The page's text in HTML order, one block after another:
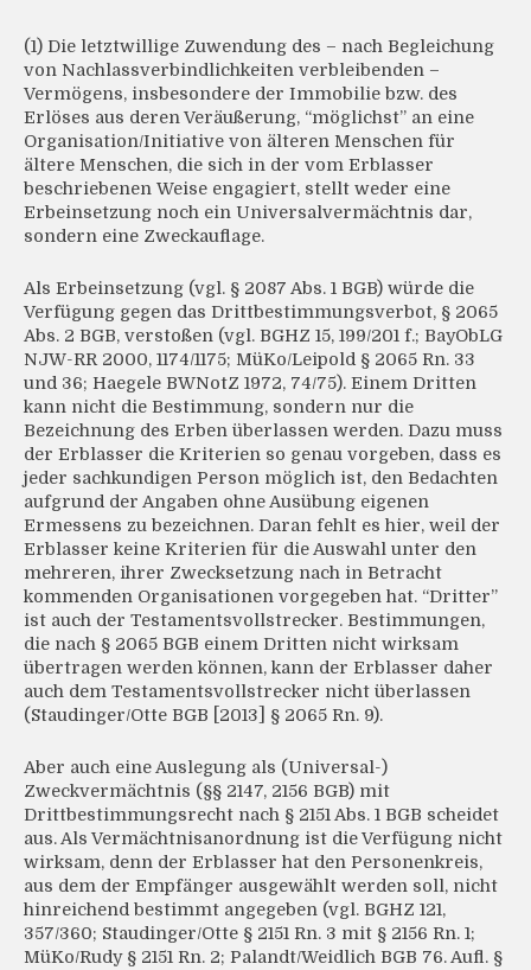
(1) Die letztwillige Zuwendung des – nach Begleichung
von Nachlassverbindlichkeiten verbleibenden –
Vermögens, insbesondere der Immobilie bzw. des
Erlöses aus deren Veräußerung, “möglichst” an eine
Organisation/Initiative von älteren Menschen für
ältere Menschen, die sich in der vom Erblasser
beschriebenen Weise engagiert, stellt weder eine
Erbeinsetzung noch ein Universalvermächtnis dar,
sondern eine Zweckauflage.
Als Erbeinsetzung (vgl. § 2087 Abs. 1 BGB) würde die
Verfügung gegen das Drittbestimmungsverbot, § 2065
Abs. 2 BGB, verstoßen (vgl. BGHZ 15, 199/201 f.; BayObLG
NJW-RR 2000, 1174/1175; MüKo/Leipold § 2065 Rn. 33
und 36; Haegele BWNotZ 1972, 74/75). Einem Dritten
kann nicht die Bestimmung, sondern nur die
Bezeichnung des Erben überlassen werden. Dazu muss
der Erblasser die Kriterien so genau vorgeben, dass es
jeder sachkundigen Person möglich ist, den Bedachten
aufgrund der Angaben ohne Ausübung eigenen
Ermessens zu bezeichnen. Daran fehlt es hier, weil der
Erblasser keine Kriterien für die Auswahl unter den
mehreren, ihrer Zwecksetzung nach in Betracht
kommenden Organisationen vorgegeben hat. “Dritter”
ist auch der Testamentsvollstrecker. Bestimmungen,
die nach § 2065 BGB einem Dritten nicht wirksam
übertragen werden können, kann der Erblasser daher
auch dem Testamentsvollstrecker nicht überlassen
(Staudinger/Otte BGB [2013] § 2065 Rn. 9).
Aber auch eine Auslegung als (Universal-)
Zweckvermächtnis (§§ 2147, 2156 BGB) mit
Drittbestimmungsrecht nach § 2151 Abs. 1 BGB scheidet
aus. Als Vermächtnisanordnung ist die Verfügung nicht
wirksam, denn der Erblasser hat den Personenkreis,
aus dem der Empfänger ausgewählt werden soll, nicht
hinreichend bestimmt angegeben (vgl. BGHZ 121,
357/360; Staudinger/Otte § 2151 Rn. 3 mit § 2156 Rn. 1;
MüKo/Rudy § 2151 Rn. 2; Palandt/Weidlich BGB 76. Aufl. §